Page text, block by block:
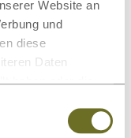
Website an
und
diese
Daten
haben oder die
Wolldecken